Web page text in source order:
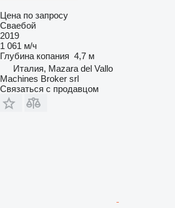
Цена по запросу
Сваебой
2019
1 061 м/ч
Глубина копания 4,7 м
Италия, Mazara del Vallo
Machines Broker srl
Связаться с продавцом